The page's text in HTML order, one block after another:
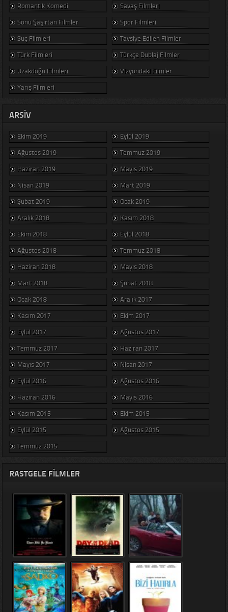
Romantik Komedi
Savaş Filmleri
Sonu Şaşırtan Filmler
Spor Filmleri
Suç Filmleri
Tavsiye Edilen Filmler
Türk Filmleri
Türkçe Dublaj Filmler
Uzakdoğu Filmleri
Vizyondaki Filmler
Yarış Filmleri
ARSIV
Ekim 2019
Eylül 2019
Ağustos 2019
Temmuz 2019
Haziran 2019
Mayıs 2019
Nisan 2019
Mart 2019
Şubat 2019
Ocak 2019
Aralık 2018
Kasım 2018
Ekim 2018
Eylül 2018
Ağustos 2018
Temmuz 2018
Haziran 2018
Mayıs 2018
Mart 2018
Şubat 2018
Ocak 2018
Aralık 2017
Kasım 2017
Ekim 2017
Eylül 2017
Ağustos 2017
Temmuz 2017
Haziran 2017
Mayıs 2017
Nisan 2017
Eylül 2016
Ağustos 2016
Haziran 2016
Mayıs 2016
Kasım 2015
Ekim 2015
Eylül 2015
Ağustos 2015
Temmuz 2015
RASTGELE FILMLER